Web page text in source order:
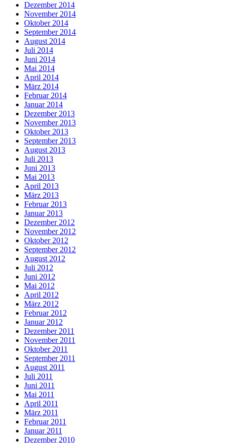
Dezember 2014
November 2014
Oktober 2014
September 2014
August 2014
Juli 2014
Juni 2014
Mai 2014
April 2014
März 2014
Februar 2014
Januar 2014
Dezember 2013
November 2013
Oktober 2013
September 2013
August 2013
Juli 2013
Juni 2013
Mai 2013
April 2013
März 2013
Februar 2013
Januar 2013
Dezember 2012
November 2012
Oktober 2012
September 2012
August 2012
Juli 2012
Juni 2012
Mai 2012
April 2012
März 2012
Februar 2012
Januar 2012
Dezember 2011
November 2011
Oktober 2011
September 2011
August 2011
Juli 2011
Juni 2011
Mai 2011
April 2011
März 2011
Februar 2011
Januar 2011
Dezember 2010